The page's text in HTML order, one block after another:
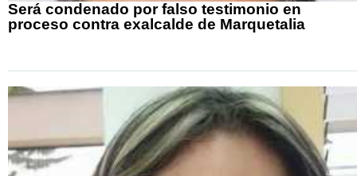
Será condenado por falso testimonio en
proceso contra exalcalde de Marquetalia